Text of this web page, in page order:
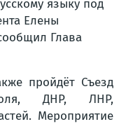
языку под
Елены
Глава
пройдёт Съезд
ДНР, ЛНР,
Мероприятие